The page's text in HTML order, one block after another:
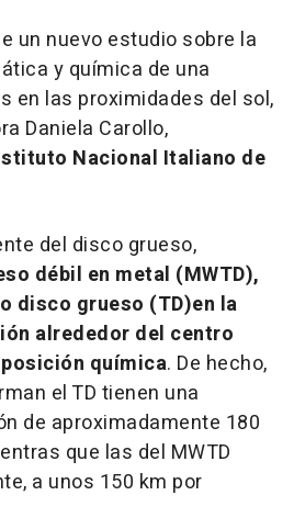
un nuevo estudio sobre la
y química de una
en las proximidades del sol,
Daniela Carollo,
Nacional Italiano de
del disco grueso,
débil en metal (MWTD),
disco grueso (TD)en la
alrededor del centro
química. De hecho,
el TD tienen una
de aproximadamente 180
que las del MWTD
a unos 150 km por